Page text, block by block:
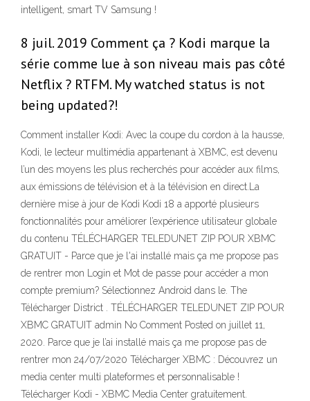
intelligent, smart TV Samsung !
8 juil. 2019 Comment ça ? Kodi marque la
série comme lue à son niveau mais pas côté
Netflix ? RTFM. My watched status is not
being updated?!
Comment installer Kodi: Avec la coupe du cordon à la hausse,
Kodi, le lecteur multimédia appartenant à XBMC, est devenu
l’un des moyens les plus recherchés pour accéder aux films,
aux émissions de télévision et à la télévision en direct.La
dernière mise à jour de Kodi Kodi 18 a apporté plusieurs
fonctionnalités pour améliorer l’expérience utilisateur globale
du contenu TÉLÉCHARGER TELEDUNET ZIP POUR XBMC
GRATUIT - Parce que je l'ai installé mais ça me propose pas
de rentrer mon Login et Mot de passe pour accéder a mon
compte premium? Sélectionnez Android dans le. The
Télécharger District . TÉLÉCHARGER TELEDUNET ZIP POUR
XBMC GRATUIT admin No Comment Posted on juillet 11,
2020. Parce que je l’ai installé mais ça me propose pas de
rentrer mon 24/07/2020 Télécharger XBMC : Découvrez un
media center multi plateformes et personnalisable !
Télécharger Kodi - XBMC Media Center gratuitement.